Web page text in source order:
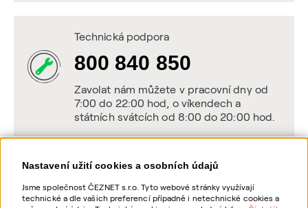
Nastavení užití cookies a osobních údajů
Jsme společnost ČEZNET s.r.o. Tyto webové stránky využívají
technické a dle vašich preferencí případně i netechnické cookies a
Technická podpora
800 840 850
Zavolat nám můžete v pracovní dny od
7:00 do 22:00 hod, o víkendech a
státních svátcích od 8:00 do 20:00 hod.
Napište nám
POSLAT VZKAZ